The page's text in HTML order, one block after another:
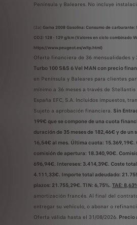
Península y Baleares. No incluye
(2a) Gama 2008 Gasolina: Consumo de
CO2: 128 - 129 g/km (Valores en ciclo combinado
https://www.peugeot.es/wltp.html)
Oferta financiera de 36 mensualidades y
Turbo 100 S&S 6 Vel MAN con precio
en Península y Baleares para clientes
mínimo a 36 meses a través de
España EFC, S.A. Incluidos impuestos,
Sujeto a aprobación financiera. Sin
199€ que se compone de una cuota
duración de 35 meses de 182,46€ y de un
16,54€ al mes. Última cuota:
comisión de apertura: 18.340,90€.
696,94€. Intereses: 3.414,39€. Coste
4.111,33€. Importe total adeudado:
plazos: 21.755,29€. TIN: 6,75%. TAE:
amortización francés. Al final del
entregar su vehículo, o abonar o
Oferta válida hasta el 31/08/2026. Precio